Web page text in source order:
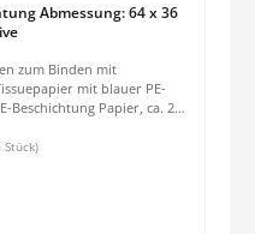
Abmessung: 64 x 36
zum Binden mit